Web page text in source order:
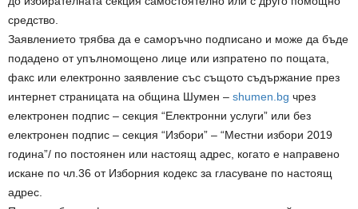
средство.
Заявлението трябва да е саморъчно подписано и може да бъде
подадено от упълномощено лице или изпратено по пощата,
факс или електронно заявление със същото съдържание през
интернет страницата на община Шумен – shumen.bg чрез
електронен подпис – секция “Електронни услуги” или без
електронен подпис – секция “Избори” – “Местни избори 2019
година”/ по постоянен или настоящ адрес, когато е направено
искане по чл.36 от Изборния кодекс за гласуване по настоящ
адрес.